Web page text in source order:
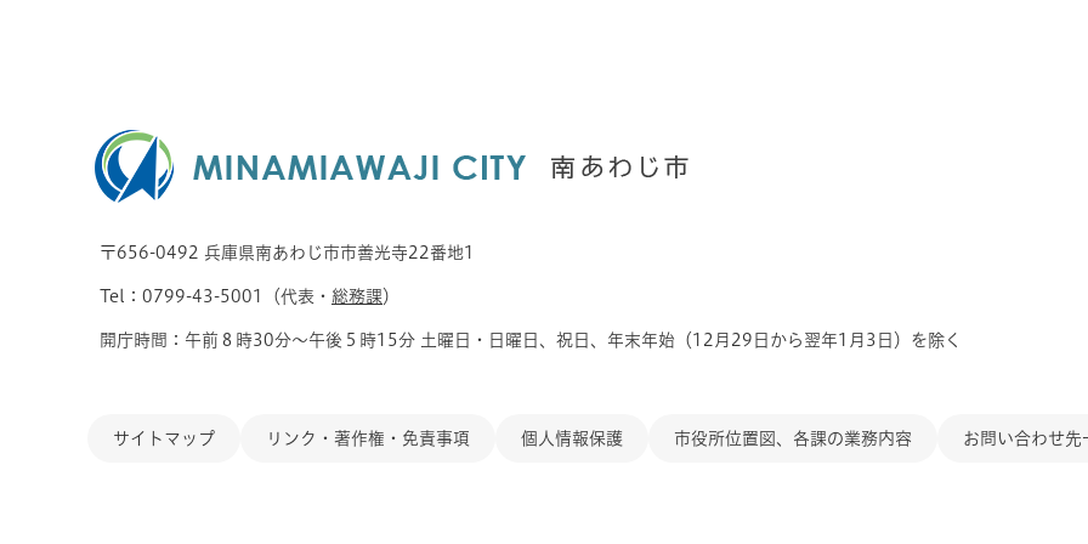
〒656-0492 兵庫県南あわじ市市善光寺22番地1
Tel：0799-43-5001（代表・ 総務課）
開庁時間：午前８時30分～午後５時15分 土曜日・日曜日、祝日、年末年始（12月29日から翌年1月3日）を除く
サイトマップ リンク・著作権・免責事項 個人情報保護 市役所位置図、各課の業務内容 お問い合わせ先